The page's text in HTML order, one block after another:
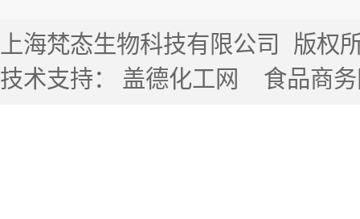
上海梵态生物科技有限公司
版权
技术支持： 盖德化工网 食品商